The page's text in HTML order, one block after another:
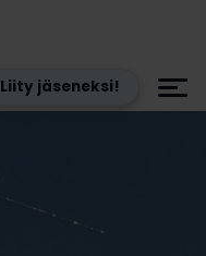
Liity jäseneksi!